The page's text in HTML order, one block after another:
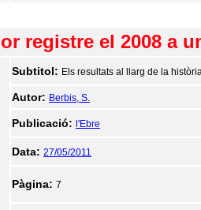
registre el 2008 a
Subtitol: Els resultats al llarg de la
Autor: Berbis, S.
Publicació: l'Ebre
Data: 27/05/2011
Pàgina: 7